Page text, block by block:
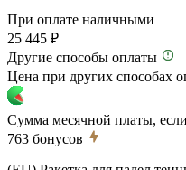
При оплате наличными
25 445 ₽
Другие способы оплаты
Цена при других способах
Сумма месячной платы,
763 бонусов